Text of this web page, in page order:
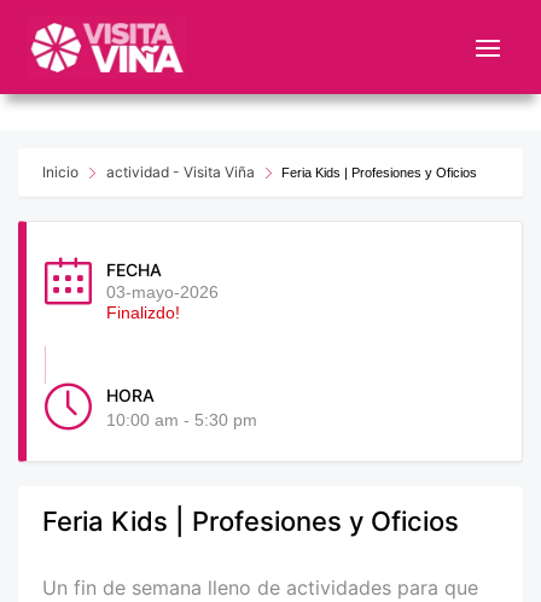
este
web
sistemaInicio actividad - Visita Viña Feria Kids | Profesiones y Oficios
FECHA
03-mayo-2026
Finalizdo!
HORA
10:00 am - 5:30 pm
Feria Kids | Profesiones y Oficios
Un fin de semana lleno de actividades para que